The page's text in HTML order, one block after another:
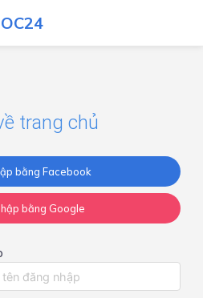
trang chủ
bằng Facebook
bằng Google